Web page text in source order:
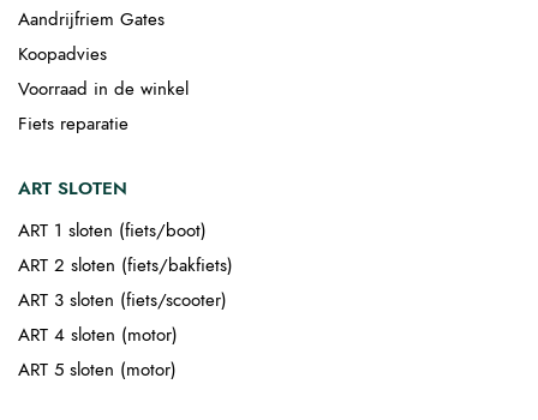
Aandrijfriem Gates
Koopadvies
Voorraad in de winkel
Fiets reparatie
ART SLOTEN
ART 1 sloten (fiets/boot)
ART 2 sloten (fiets/bakfiets)
ART 3 sloten (fiets/scooter)
ART 4 sloten (motor)
ART 5 sloten (motor)